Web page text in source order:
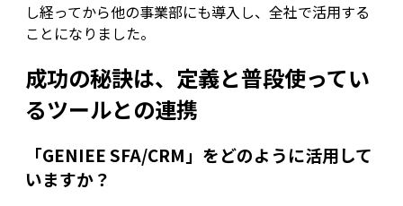
し経ってから他の事業部にも導入し、全社で活用する
ことになりました。
成功の秘訣は、定義と普段使ってい
るツールとの連携
「GENIEE SFA/CRM」をどのように活用して
いますか？